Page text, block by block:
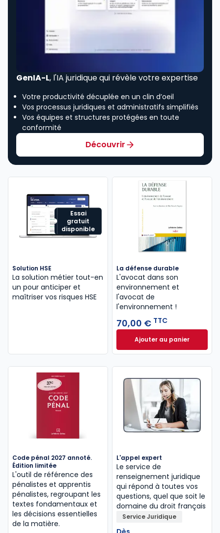
GenIA-L, l'IA juridique qui révèle votre expertise
Votre productivité décuplée en un clin d’oeil
Vos processus juridiques et administratifs simplifiés
Vos équipes et structures protégées en toute
conformité
Découvrir
Essai
gratuit
disponible
Solution HSE
La solution métier tout-en
un pour anticiper et
maîtriser vos risques HSE
La défense durable
L'avocat dans son
environnement et
l'avocat de
l'environnement !
70,00 € TTC
Ajouter au panier
La défense
Code pénal 2027 annoté.
Édition limitée
L'outil de référence des
pénalistes et apprentis
pénalistes, regroupant les
textes fondamentaux et
les décisions essentielles
de la matière.
L'appel expert
Le service de
renseignement juridique
qui répond à toutes vos
questions, quel que soit le
domaine du droit français
Service Juridique